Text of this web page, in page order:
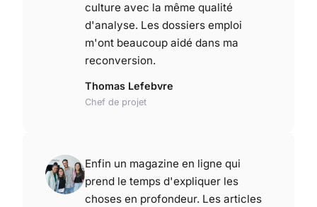
culture avec la même qualité
d'analyse. Les dossiers emploi
m'ont beaucoup aidé dans ma
reconversion.
Thomas Lefebvre
Chef de projet
Enfin un magazine en ligne qui
prend le temps d'expliquer les
choses en profondeur. Les articles